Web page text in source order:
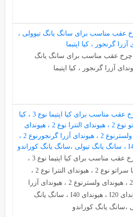
عقب مناسب برای سانگ یانگ
آزرا گرنجور ، کیا اپتیما
لنت ترمز دیسکی چرخ عقب مناسب برای کیا اپتیما نوع 3 ،
کیا کادنزا نوع 3 ، کیا سراتو نوع 2 ، هیوندای النترا نوع 2 ،
هیوندای اکسنت نوع 2 ، هیوندای ولسترنوع 2 ، هیوندای آزرا
گرنجورنوع 2 ، هیوندای I20 ، هیوندای I40 ، سانگ یانگ
،سانگ یانگ کوراندو